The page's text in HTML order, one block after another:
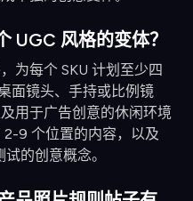
UGC 风格的变体？
为每个 SKU 计划至少四
面镜头、手持或比例镜
用于广告创意的休闲环境
9 个位置的内容，以及
的创意概念。